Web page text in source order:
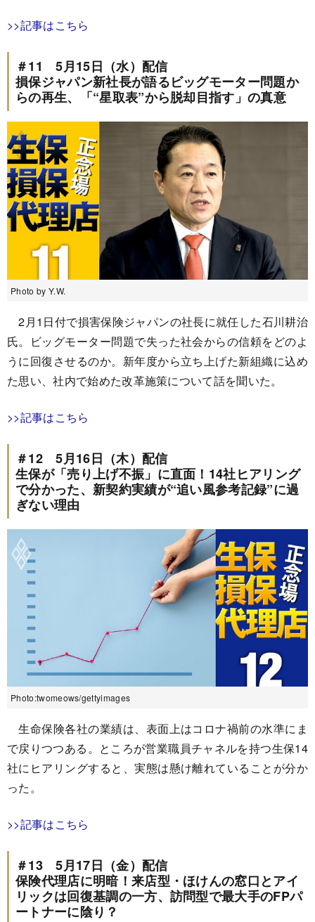
>>記事はこちら
＃11 5月15日（水）配信
損保ジャパン新社長が語るビッグモーター問題か
らの再生、「“星取表”から脱却目指す」の真意
Photo by Y.W.
2月1日付で損害保険ジャパンの社長に就任した石川耕治
氏。ビッグモーター問題で失った社会からの信頼をどのよ
うに回復させるのか。新年度から立ち上げた新組織に込め
た思い、社内で始めた改革施策について話を聞いた。
>>記事はこちら
＃12 5月16日（木）配信
生保が「売り上げ不振」に直面！14社ヒアリング
で分かった、新契約実績が“追い風参考記録”に過
ぎない理由
Photo:twomeows/gettyimages
生命保険各社の業績は、表面上はコロナ禍前の水準にま
で戻りつつある。ところが営業職員チャネルを持つ生保14
社にヒアリングすると、実態は懸け離れていることが分か
った。
>>記事はこちら
＃13 5月17日（金）配信
保険代理店に明暗！来店型・ほけんの窓口とアイ
リックは回復基調の一方、訪問型で最大手のFPパ
ートナーに陰り？